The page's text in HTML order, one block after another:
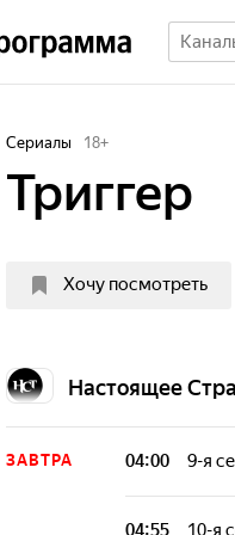
Сериалы 18+
Триггер
Хочу посмотреть
Настоящее
ЗАВТРА 04:00 9-я
04:55 10-я